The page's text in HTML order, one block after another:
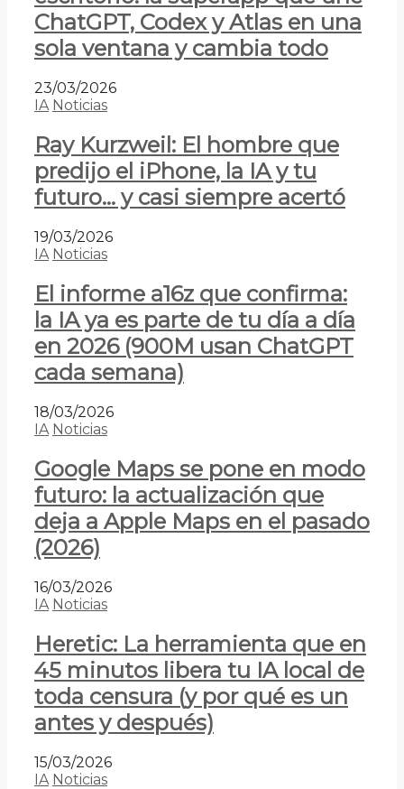
ChatGPT, Codex y Atlas en una
sola ventana y cambia todo
23/03/2026
IA Noticias
Ray Kurzweil: El hombre que
predijo el iPhone, la IA y tu
futuro… y casi siempre acertó
19/03/2026
IA Noticias
El informe a16z que confirma:
la IA ya es parte de tu día a día
en 2026 (900M usan ChatGPT
cada semana)
18/03/2026
IA Noticias
Google Maps se pone en modo
futuro: la actualización que
deja a Apple Maps en el pasado
(2026)
16/03/2026
IA Noticias
Heretic: La herramienta que en
45 minutos libera tu IA local de
toda censura (y por qué es un
antes y después)
15/03/2026
IA Noticias